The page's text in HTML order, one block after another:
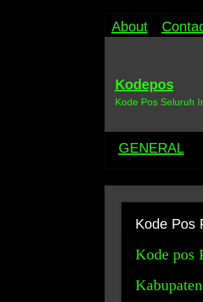
About
Kodepos
Kode Pos Seluruh
GENERAL
Kode Pos
Kode pos